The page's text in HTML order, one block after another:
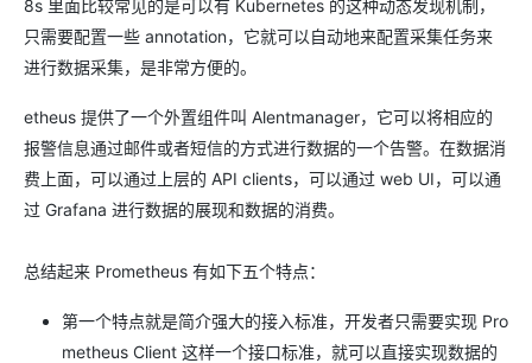
8s 里面比较常见的是可以有 Kubernetes 的这种动态发现机制，
只需要配置一些 annotation，它就可以自动地来配置采集任务来
进行数据采集，是非常方便的。
etheus 提供了一个外置组件叫 Alentmanager，它可以将相应的
报警信息通过邮件或者短信的方式进行数据的一个告警。在数据消
费上面，可以通过上层的 API clients，可以通过 web UI，可以通
过 Grafana 进行数据的展现和数据的消费。
总结起来 Prometheus 有如下五个特点：
第一个特点就是简介强大的接入标准，开发者只需要实现 Pro
metheus Client 这样一个接口标准，就可以直接实现数据的